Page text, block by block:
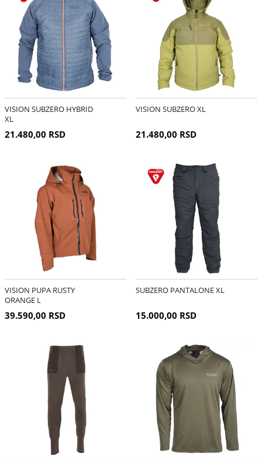
VISION SUBZERO HYBRID
XL
21.480,00 RSD
VISION SUBZERO XL
21.480,00 RSD
VISION PUPA RUSTY
ORANGE L
39.590,00 RSD
SUBZERO PANTALONE XL
15.000,00 RSD